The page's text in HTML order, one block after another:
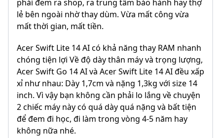
phải đem ra shop, ra trung tâm bảo hành hay thợ
lẻ bên ngoài nhờ thay dùm. Vừa mất công vừa
mất thời gian, mất tiền.
Acer Swift Lite 14 AI có khả năng thay RAM nhanh
chóng tiện lợi Về độ dày thân máy và trọng lượng,
Acer Swift Go 14 AI và Acer Swift Lite 14 AI đều xấp
xỉ như nhau: Dày 1,7cm và nặng 1,3kg với size 14
inch. Vì vậy bạn không cần phải lo lắng về chuyện
2 chiếc máy này có quá dày quá nặng và bất tiện
để đem đi học, đi làm trong vòng 4-5 năm hay
không nữa nhé.